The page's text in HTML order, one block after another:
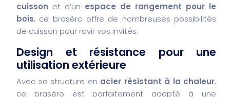
cuisson et d’un espace de rangement pour le
bois, ce braséro offre de nombreuses possibilités
de cuisson pour ravir vos invités.
Design et résistance pour une
utilisation extérieure
Avec sa structure en acier résistant à la chaleur,
ce braséro est parfaitement adapté à une